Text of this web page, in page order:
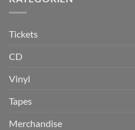
Tickets
CD
Vinyl
Tapes
Merchandise